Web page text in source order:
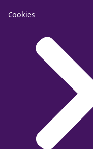
Cookies